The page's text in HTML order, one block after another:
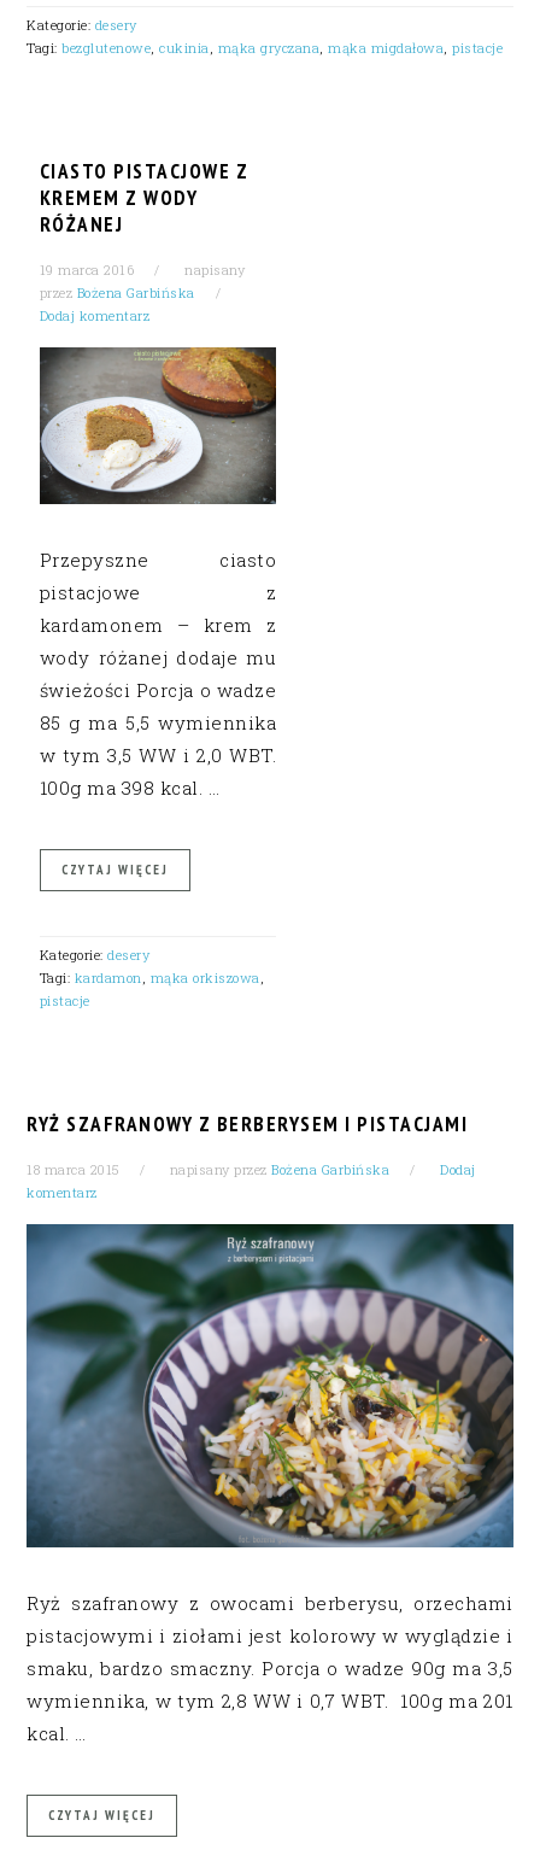
Kategorie: desery
Tagi:bezglutenowe ,cukinia mąka gryczana ,mąka migdałowa ,pistacje
CIASTO PISTACJOWE Z
KREMEM Z WODY
RÓŻANEJ
19 marca 2016
napisany
przez Bożena Garbińska
Dodaj komentarz
Przepyszne ciasto
pistacjowe z
kardamonem – krem z
wody różanej dodaje mu
świeżości Porcja o wadze
85 g ma 5,5 wymiennika
w tym 3,5 WW i 2,0 WBT.
100g ma 398 kcal. …
CZYTAJ WIĘCEJ
Kategorie:desery
Tagi: kardamon, mąka orkiszowa,
pistacje
RYŻ SZAFRANOWY Z BERBERYSEM I PISTACJAMI
18 marca 2015 napisany przezBożena Garbińska
Dodaj
komentarz
Ryż szafranowy z owocami berberysu, orzechami
pistacjowymi i ziołami jest kolorowy w wyglądzie i
smaku, bardzo smaczny. Porcja o wadze 90g ma 3,5
wymiennika, w tym 2,8 WW i 0,7 WBT. 100g ma 201
kcal. …
CZYTAJ WIĘCEJ